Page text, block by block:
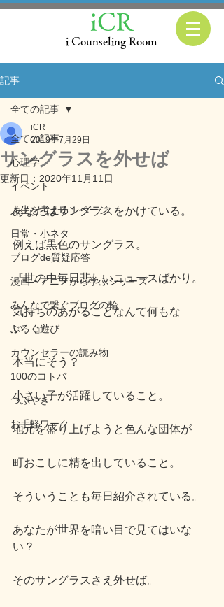
i Counseling Room
iCR
記事
全ての記事
心理学
イベント
人生を考える１ページ
日常・小ネタ
ブログde質疑応答
漫画・アニメから学ぶシリーズ
みんなで繋ぐブログの輪
ぶろぐ遊び
カウンセラーの読み物
100のコトバ
つぶやき
お手軽ワーク
全ての記事
サングラスを外せば
iCR
2019年7月29日
更新日： 2020年11月11日
あなたはサングラスをかけている。
例えば黒色のサングラス。
『世の中毎日悲しいニュースばかり。
気持ちのあがることなんて何もな
い。』
本当にそう？
小さい子が活躍していること。
地元を盛り上げようと色んな団体が
町おこしに精を出していること。
そういうことも毎日紹介されている。
あなたが世界を暗い目で見てはいな
い？
そのサングラスさえ外せば。